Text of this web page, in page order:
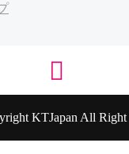
KTJapan All Right